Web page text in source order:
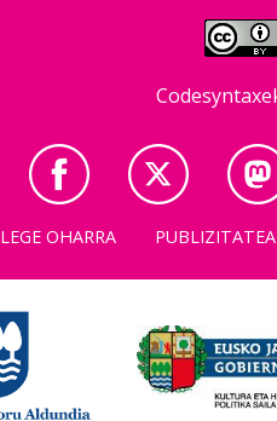
LEGE OHARRA PUBLIZITATEA